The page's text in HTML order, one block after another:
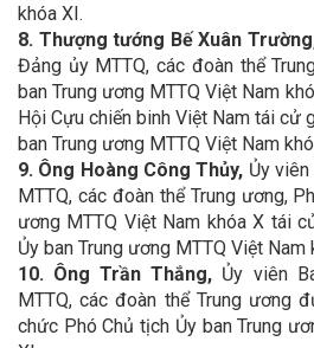
khóa XI.
8. Thượng tướng Bế Xuân
Đảng ủy MTTQ, các đoàn thể
ban Trung ương MTTQ Việt Nam
Hội Cựu chiến binh Việt Nam tái cử
ban Trung ương MTTQ Việt Nam
9. Ông Hoàng Công Thủy, Ủy
MTTQ, các đoàn thể Trung ương,
ương MTTQ Việt Nam khóa X tái
Ủy ban Trung ương MTTQ Việt Nam
10. Ông Trần Thắng, Ủy viên
MTTQ, các đoàn thể Trung ương
chức Phó Chủ tịch Ủy ban Trung